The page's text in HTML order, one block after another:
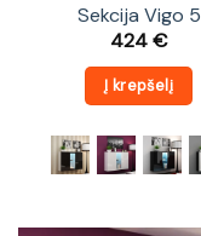
Sekcija Vigo 5
424€
Į krepšelį